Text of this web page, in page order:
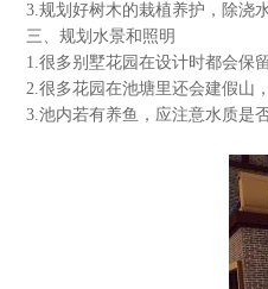
3.规划好树木的栽植养护，除浇水
三、规划水景和照明
1.很多别墅花园在设计时都会保留
2.很多花园在池塘里还会建假山，
3.池内若有养鱼，应注意水质是否